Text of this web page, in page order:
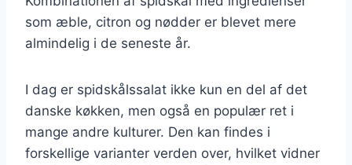
som æble, citron og nødder er blevet mere
almindelig i de seneste år.
I dag er spidskålssalat ikke kun en del af det
danske køkken, men også en populær ret i
mange andre kulturer. Den kan findes i
forskellige varianter verden over, hvilket vidner